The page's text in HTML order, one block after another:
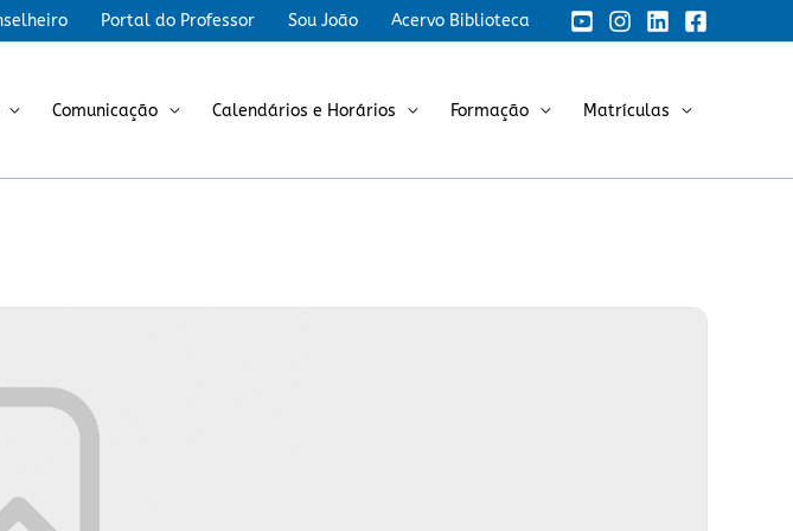
Portal do Professor Sou João Acervo Biblioteca
Comunicação Calendários e Horários Formação Matrículas